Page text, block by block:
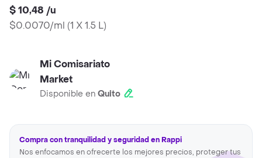
$ 10,48 /u
$0.0070/ml (1 X 1.5 L)
Mi Comisariato
Market
Disponible en Quito
Compra con tranquilidad y seguridad en Rappi
Nos enfocamos en ofrecerte los mejores precios, proteger tus